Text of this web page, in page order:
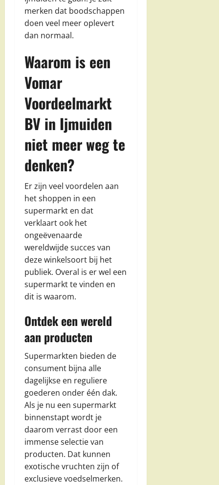
merken dat boodschappen
doen veel meer oplevert
dan normaal.
Waarom is een
Vomar
Voordeelmarkt
BV in Ijmuiden
niet meer weg te
denken?
Er zijn veel voordelen aan
het shoppen in een
supermarkt en dat
verklaart ook het
ongeëvenaarde
wereldwijde succes van
deze winkelsoort bij het
publiek. Overal is er wel een
supermarkt te vinden en
dit is waarom.
Ontdek een wereld
aan producten
Supermarkten bieden de
consument bijna alle
dagelijkse en reguliere
goederen onder één dak.
Als je nu een supermarkt
binnenstapt wordt je
daarom verrast door een
immense selectie van
producten. Dat kunnen
exotische vruchten zijn of
exclusieve voedselmerken.